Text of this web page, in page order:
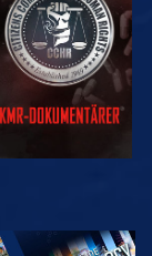
TITTA
UTFORSKA